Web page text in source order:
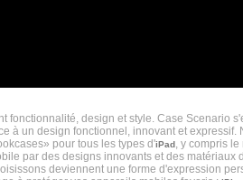
fonctionnalité, design et style. Case Scenario
à un design fonctionnel, innovant et
pour tous les types d'iPad, y compris
par des designs innovants et des
deviennent une forme d'expression